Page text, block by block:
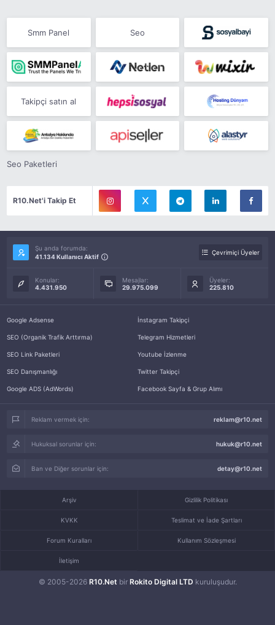
Smm Panel Seo
Takipçi satın al
Seo Paketleri
R10.Net'i Takip Et
Şu anda forumda:
41.134 Kullanıcı Aktif
Çevrimiçi Üyeler
Konular:
4.431.950
Mesajlar:
29.975.099
Üyeler:
225.810
Google Adsense
SEO (Organik Trafik Arttırma)
SEO Link Paketleri
SEO Danışmanlığı
Google ADS (AdWords)
İnstagram Takipçi
Telegram Hizmetleri
Youtube İzlenme
Twitter Takipçi
Facebook Sayfa & Grup Alımı
Reklam vermek için: reklam@r10.net
Hukuksal sorunlar için: hukuk@r10.net
Ban ve Diğer sorunlar için: detay@r10.net
© 2005-2026 R10.Net bir Rokito Digital LTD kuruluşudur.
Arşiv Gizlilik Politikası
KVKK Teslimat ve İade Şartları
Forum Kuralları Kullanım Sözleşmesi
İletişim